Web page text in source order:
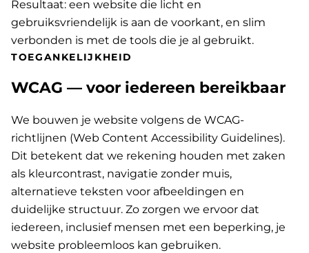
Resultaat: een website die licht en
gebruiksvriendelijk is aan de voorkant, en slim
verbonden is met de tools die je al gebruikt.
TOEGANKELIJKHEID
WCAG — voor iedereen bereikbaar
We bouwen je website volgens de WCAG-
richtlijnen (Web Content Accessibility Guidelines).
Dit betekent dat we rekening houden met zaken
als kleurcontrast, navigatie zonder muis,
alternatieve teksten voor afbeeldingen en
duidelijke structuur. Zo zorgen we ervoor dat
iedereen, inclusief mensen met een beperking, je
website probleemloos kan gebruiken.